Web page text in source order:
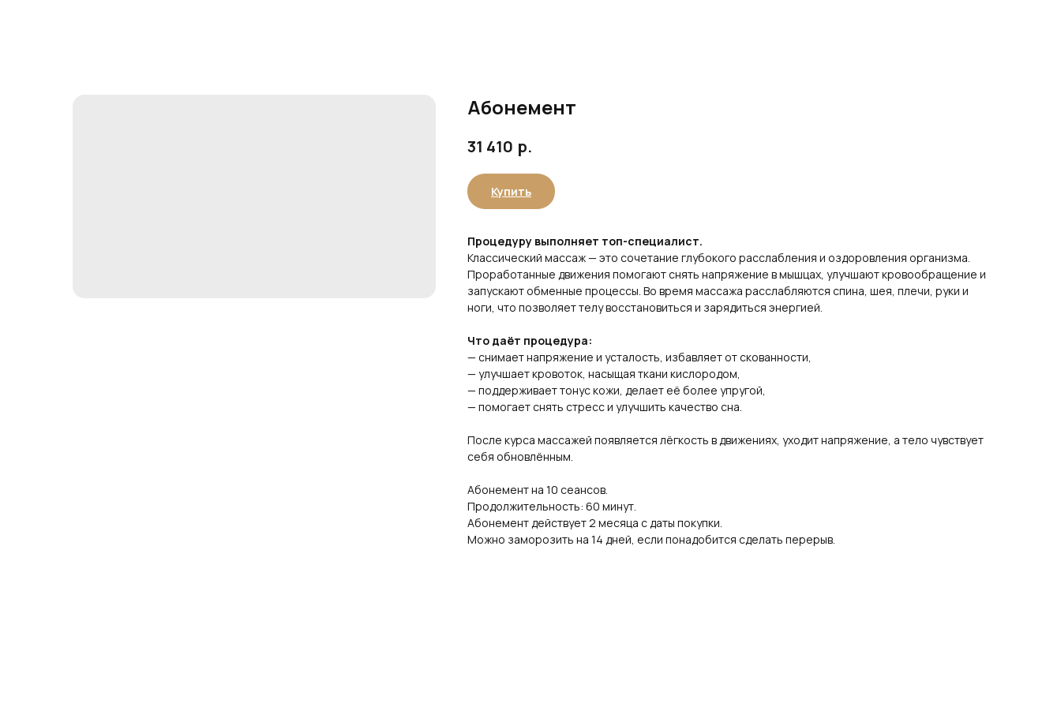
Абонемент
31 410 р.
Купить
Процедуру выполняет топ-специалист.
Классический массаж — это сочетание глубокого расслабления и оздоровления организма.
Проработанные движения помогают снять напряжение в мышцах, улучшают кровообращение и
запускают обменные процессы. Во время массажа расслабляются спина, шея, плечи, руки и
ноги, что позволяет телу восстановиться и зарядиться энергией.
Что даёт процедура:
— снимает напряжение и усталость, избавляет от скованности,
— улучшает кровоток, насыщая ткани кислородом,
— поддерживает тонус кожи, делает её более упругой,
— помогает снять стресс и улучшить качество сна.
После курса массажей появляется лёгкость в движениях, уходит напряжение, а тело чувствует
себя обновлённым.
Абонемент на 10 сеансов.
Продолжительность: 60 минут.
Абонемент действует 2 месяца с даты покупки.
Можно заморозить на 14 дней, если понадобится сделать перерыв.